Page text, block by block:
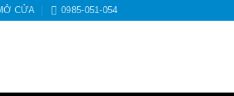
CỬA 0985-051-054